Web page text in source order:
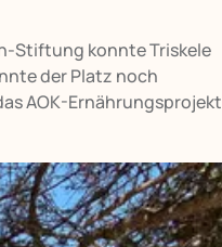
Stiftung konnte Triskele
der Platz noch
AOK-Ernährungsprojekt